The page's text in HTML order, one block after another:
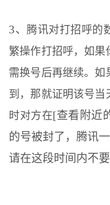
3、 腾讯对打招呼的
繁操作打招呼，如果
需换号后再继续。如
到，那就证明该号当
时对方在[查看附近
的号被封了，腾讯
请在这段时间内不